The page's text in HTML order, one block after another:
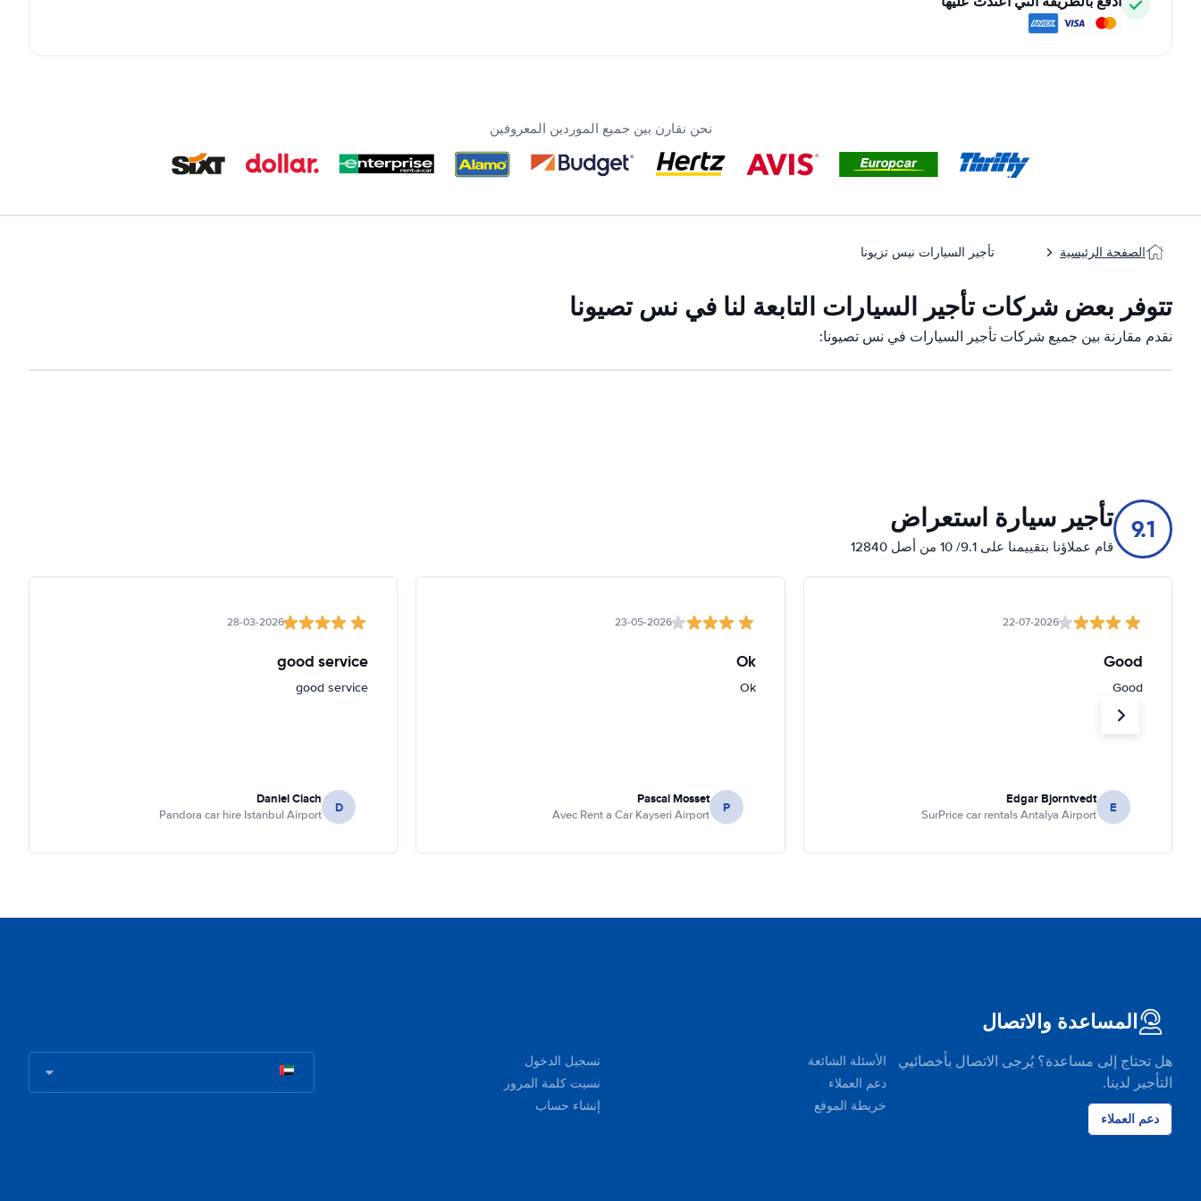
نحن نقارن بين جميع الموردين المعروفين
الصفحة الرئيسية تأجير السيارات نيس تزيونا
تتوفر بعض شركات تأجير السيارات التابعة لنا في نس تصيونا
نقدم مقارنة بين جميع شركات تأجير السيارات في نس تصيونا:
9.1 تأجير سيارة استعراض
قام عملاؤنا بتقييمنا على 9.1/ 10 من أصل 12840
22-07-2026
Good
Good
E
Edgar Bjorntvedt
SurPrice car rentals Antalya Airport
23-05-2026
Ok
Ok
P
Pascal Mosset
Avec Rent a Car Kayseri Airport
28-03-2026
good service
good service
D
Daniel Ciach
Pandora car hire Istanbul Airport
المساعدة والاتصال
هل تحتاج إلى مساعدة؟ يُرجى الاتصال بأخصائيي
التأجير لدينا.
دعم العملاء
الأسئلة الشائعة
دعم العملاء
خريطة الموقع
تسجيل الدخول
نسيت كلمة المرور
إنشاء حساب